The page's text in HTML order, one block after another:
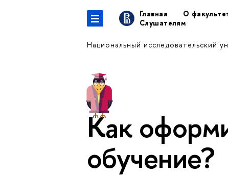
Главная О
Слушателям
Национальный исследовательский
Как
обучение?